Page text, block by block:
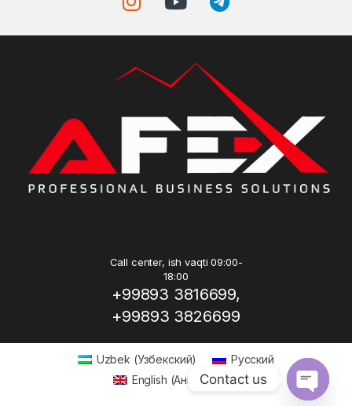
Call center, ish vaqti 09:00-
18:00
+99893 3816699,
+99893 3826699
Uzbek (Узбекский)
Русский
English (Английский)
Contact us